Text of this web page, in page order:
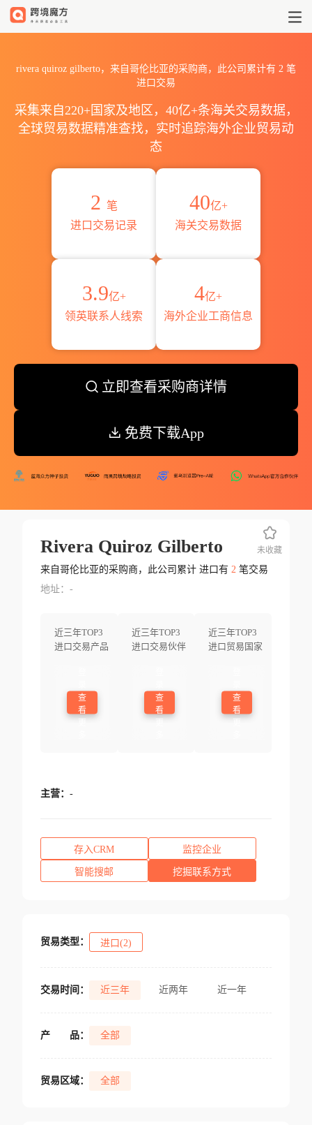
rivera quiroz gilberto，来自哥伦比亚的采购商，此公司累计有 2 笔
进口交易
采集来自220+国家及地区，40亿+条海关交易数据，
全球贸易数据精准查找，实时追踪海外企业贸易动
态
2 笔
进口交易记录
40亿+
海关交易数据
3.9亿+
领英联系人线索
4亿+
海外企业工商信息
立即查看采购商详情
免费下载App
Rivera Quiroz Gilberto
来自哥伦比亚的采购商，此公司累计 进口有 2笔交易
地址：-
近三年TOP3
进口交易产品
查
看
近三年TOP3
进口交易伙伴
查
看
近三年TOP3
进口贸易国家
查
看
未收藏
主营： -
存入CRM 监控企业
智能搜邮 挖掘联系方式
贸易类型： 进口(2)
交易时间： 近三年 近两年 近一年
产 品： 全部
贸易区域： 全部